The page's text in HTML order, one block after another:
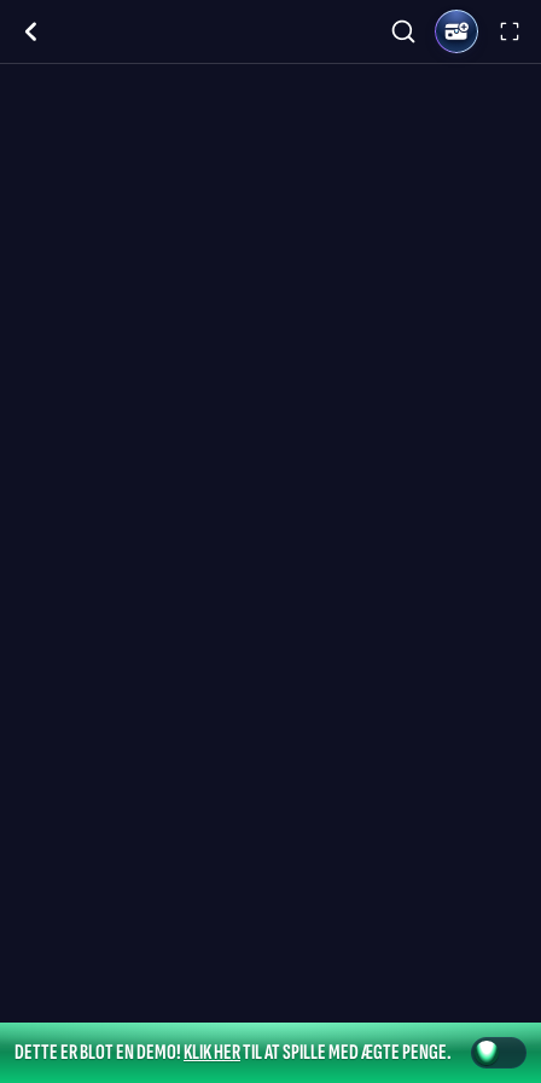
DETTE ER BLOT EN DEMO!KLIK HERTIL AT SPILLE MED ÆGTE PENGE.